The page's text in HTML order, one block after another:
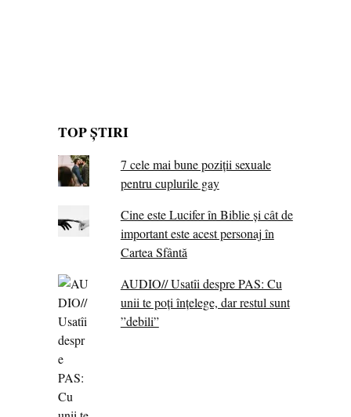
TOP ȘTIRI
7 cele mai bune poziții sexuale
pentru cuplurile gay
Cine este Lucifer în Biblie și cât de
important este acest personaj în
Cartea Sfântă
AUDIO// Usatîi despre PAS: Cu
unii te poți înțelege, dar restul sunt
”debili”